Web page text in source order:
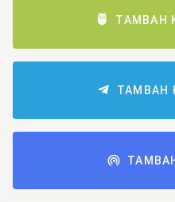
TAMBAH
TAMBAH